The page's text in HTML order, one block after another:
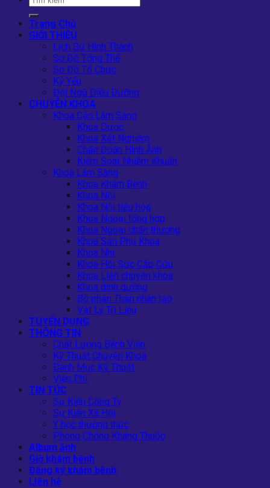
Trang Chủ
GIỚI THIỆU
Lịch Sử Hình Thành
Sơ Đồ Tổng Thể
Sơ Đồ Tổ Chức
Kỷ Yếu
Đội Ngũ Điều Dưỡng
CHUYÊN KHOA
Khoa Cận Lâm Sàng
Khoa Dược
Khoa Xét Nghiệm
Chẩn Đoán Hình Ảnh
Kiểm Soát Nhiễm Khuẩn
Khoa Lâm Sàng
Khoa Khám Bệnh
Khoa Nội
Khoa Nội tiêu hóa
Khoa Ngoại tổng hợp
Khoa Ngoại chấn thương
Khoa Sản Phụ Khoa
Khoa Nhi
Khoa Hồi Sức Cấp Cứu
Khoa Liên chuyên khoa
Khoa dinh dưỡng
Bộ phận Thận nhân tạo
Vật Lý Trị Liệu
TUYỂN DỤNG
THÔNG TIN
Chất Lượng Bệnh Viện
Kỹ Thuật Chuyên Khoa
Danh Mục Kỹ Thuật
Viện Phí
TIN TỨC
Sự Kiện Công Ty
Sự Kiện Xã Hội
Y học thường thức
Phòng Chống Kháng Thuốc
Album ảnh
Giờ khám bệnh
Đăng ký khám bệnh
Liên hệ